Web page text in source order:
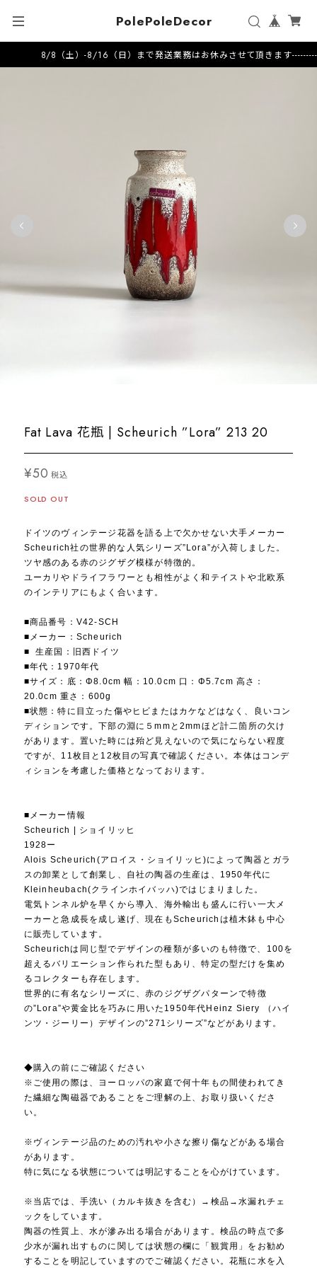
PolePoleDecor
8/8（土）-8/16（日）まで発送業務はお休みさせて頂きます
Fat Lava 花瓶 | Scheurich ”Lora” 213 20
¥50 税込
SOLD OUT
ドイツのヴィンテージ花器を語る上で欠かせない大手メーカー
Scheurich社の世界的な人気シリーズ”Lora”が入荷しました。
ツヤ感のある赤のジグザグ模様が特徴的。
ユーカリやドライフラワーとも相性がよく和テイストや北欧系
のインテリアにもよく合います。
■商品番号：V42-SCH
■メーカー：Scheurich
■ 生産国：旧西ドイツ
■年代：1970年代
■サイズ：底：Φ8.0cm 幅：10.0cm 口：Φ5.7cm 高さ：
20.0cm 重さ：600g
■状態：特に目立った傷やヒビまたはカケなどはなく、良いコン
ディションです。下部の淵に５mmと2mmほど計二箇所の欠け
があります。置いた時には殆ど見えないので気にならない程度
ですが、11枚目と12枚目の写真で確認ください。本体はコンデ
ィションを考慮した価格となっております。
■メーカー情報
Scheurich | ショイリッヒ
1928ー
Alois Scheurich(アロイス・ショイリッヒ)によって陶器とガラ
スの卸業として創業し、自社の陶器の生産は、1950年代に
Kleinheubach(クラインホイバッハ)ではじまりました。
電気トンネル炉を早くから導入、海外輸出も盛んに行い一大メ
ーカーと急成長を成し遂げ、現在もScheurichは植木鉢も中心
に販売しています。
Scheurichは同じ型でデザインの種類が多いのも特徴で、100を
超えるバリエーション作られた型もあり、特定の型だけを集め
るコレクターも存在します。
世界的に有名なシリーズに、赤のジグザグパターンで特徴
の”Lora”や黄金比を巧みに用いた1950年代Heinz Siery （ハイ
ンツ・ジーリー）デザインの”271シリーズ”などがあります。
◆購入の前にご確認ください
※ご使用の際は、ヨーロッパの家庭で何十年もの間使われてき
た繊細な陶磁器であることをご理解の上、お取り扱いくださ
い。
※ヴィンテージ品のための汚れや小さな擦り傷などがある場合
があります。
特に気になる状態については明記することを心がけています。
※当店では、手洗い（カルキ抜きを含む）→検品→水漏れチェ
ックをしています。
陶器の性質上、水が滲み出る場合があります。検品の時点で多
少水が漏れ出すものに関しては状態の欄に「観賞用」をお勧め
することを明記していますのでご確認ください。花瓶に水を入